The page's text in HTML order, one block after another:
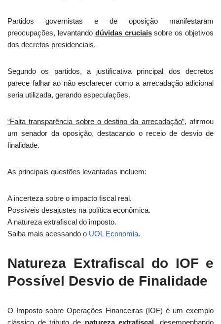
Partidos governistas e de oposição manifestaram
preocupações, levantando dúvidas cruciaissobre os objetivos
dos decretos presidenciais.
Segundo os partidos, a justificativa principal dos decretos
parece falhar ao não esclarecer como a arrecadação adicional
seria utilizada, gerando especulações.
“Falta transparência sobre o destino da arrecadação”, afirmou
um senador da oposição, destacando o receio de desvio de
finalidade.
As principais questões levantadas incluem:
A incerteza sobre o impacto fiscal real.
Possíveis desajustes na política econômica.
A natureza extrafiscal do imposto.
Saiba mais acessando o UOL Economia.
Natureza Extrafiscal do IOF e
Possível Desvio de Finalidade
O Imposto sobre Operações Financeiras (IOF) é um exemplo
clássico de tributo de natureza extrafiscal, desempenhando